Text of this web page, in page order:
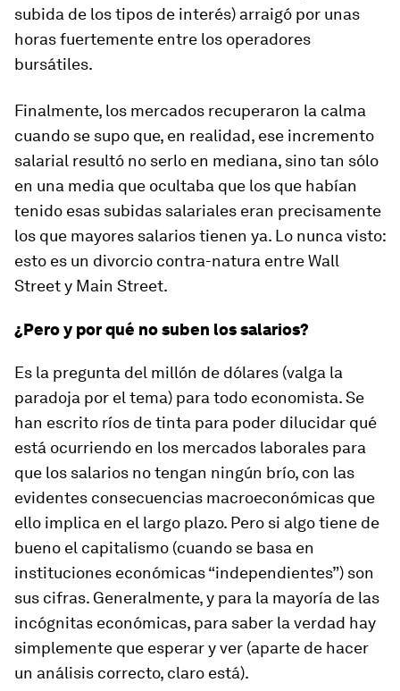
subida de los tipos de interés) arraigó por unas
horas fuertemente entre los operadores
bursátiles.
Finalmente, los mercados recuperaron la calma
cuando se supo que, en realidad, ese incremento
salarial resultó no serlo en mediana, sino tan sólo
en una media que ocultaba que los que habían
tenido esas subidas salariales eran precisamente
los que mayores salarios tienen ya. Lo nunca visto:
esto es un divorcio contra-natura entre Wall
Street y Main Street.
¿Pero y por qué no suben los salarios?
Es la pregunta del millón de dólares (valga la
paradoja por el tema) para todo economista. Se
han escrito ríos de tinta para poder dilucidar qué
está ocurriendo en los mercados laborales para
que los salarios no tengan ningún brío, con las
evidentes consecuencias macroeconómicas que
ello implica en el largo plazo. Pero si algo tiene de
bueno el capitalismo (cuando se basa en
instituciones económicas “independientes”) son
sus cifras. Generalmente, y para la mayoría de las
incógnitas económicas, para saber la verdad hay
simplemente que esperar y ver (aparte de hacer
un análisis correcto, claro está).